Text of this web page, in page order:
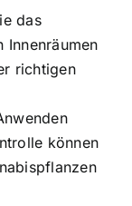
das
Innenräumen
richtigen
können